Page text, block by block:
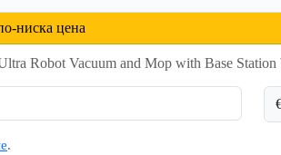
ниска цена
Robot Vacuum and Mop with Base
.